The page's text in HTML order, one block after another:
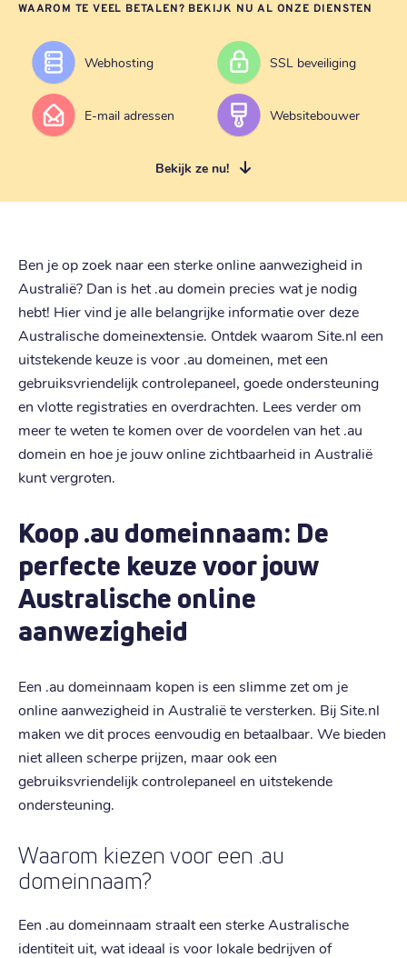
WAAROM TE VEEL BETALEN? BEKIJK NU AL ONZE DIENSTEN
Webhosting SSL beveiliging
E-mail adressen Websitebouwer
Bekijk ze nu!
Ben je op zoek naar een sterke online aanwezigheid in
Australië? Dan is het .au domein precies wat je nodig
hebt! Hier vind je alle belangrijke informatie over deze
Australische domeinextensie. Ontdek waarom Site.nl een
uitstekende keuze is voor .au domeinen, met een
gebruiksvriendelijk controlepaneel, goede ondersteuning
en vlotte registraties en overdrachten. Lees verder om
meer te weten te komen over de voordelen van het .au
domein en hoe je jouw online zichtbaarheid in Australië
kunt vergroten.
Koop .au domeinnaam: De
perfecte keuze voor jouw
Australische online
aanwezigheid
Een .au domeinnaam kopen is een slimme zet om je
online aanwezigheid in Australië te versterken. Bij Site.nl
maken we dit proces eenvoudig en betaalbaar. We bieden
niet alleen scherpe prijzen, maar ook een
gebruiksvriendelijk controlepaneel en uitstekende
ondersteuning.
Waarom kiezen voor een .au
domeinnaam?
Een .au domeinnaam straalt een sterke Australische
identiteit uit, wat ideaal is voor lokale bedrijven of